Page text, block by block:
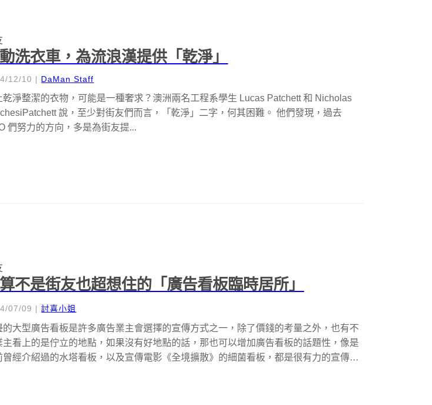
洗衣車，為流浪漢提供「乾淨」
12/10 | DaMan Staff
乾淨整潔的衣物，可能是一種奢求？澳洲兩名工程系學生 Lucas Patchett 和 Nicholas
說，至少對街友們而言，「乾淨」二字，何其困難。 他們發現，過去
們努力的方向，多是為街友提...
不是街友也超想住的「廣告看板臨時居所」
07/09 |討喜小姐
的大型廣告看板是許多廣告業主會選擇的宣傳方式之一，除了價錢的考量之外，也有不
主看上的是佇立的地點，如果沒有好地點的話，那也可以增加廣告看板的話題性，像是
曾經介紹過的水塔看板，以及宣傳電影《全境擴散》的細菌看板，都是很有力的宣傳